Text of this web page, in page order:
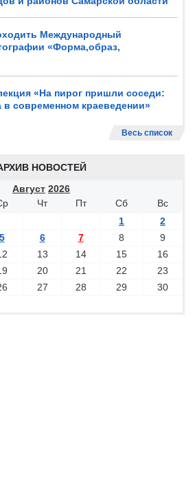
Международный
«Форма,образ,
«На пирог пришли соседи:
в современном краеведении»
Весь список
НОВОСТЕЙ
Август 2026
Чт Пт Сб
Вс
1
2
5 6 7 8
9
13 14 15
16
20 21 22
23
27 28 29
30